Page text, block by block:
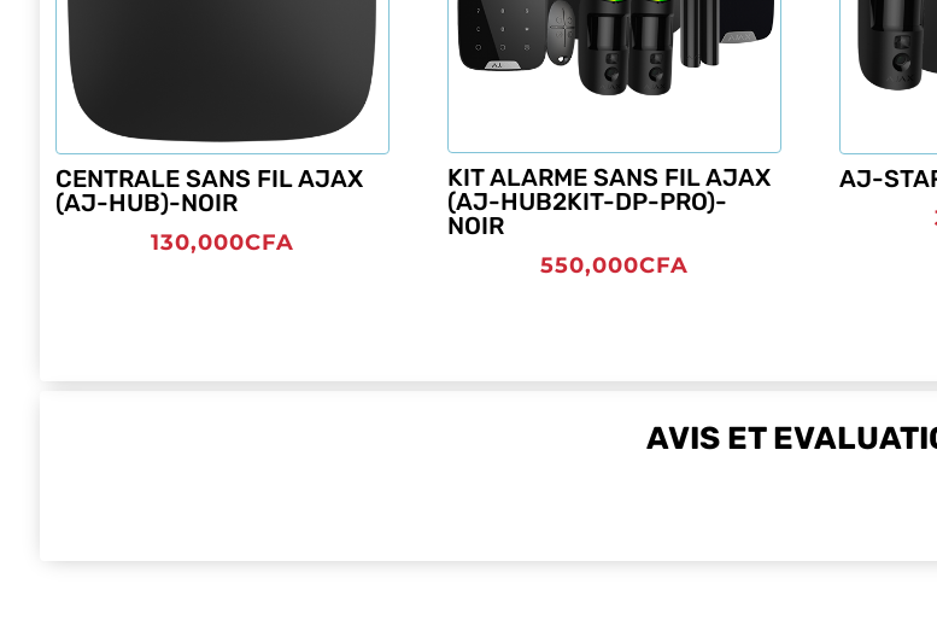
CENTRALE SANS FIL AJAX
(AJ-HUB)-NOIR
130,000CFA
KIT ALARME SANS FIL AJAX
(AJ-HUB2KIT-DP-PRO)-
NOIR
550,000CFA
AJ-
AVIS ET